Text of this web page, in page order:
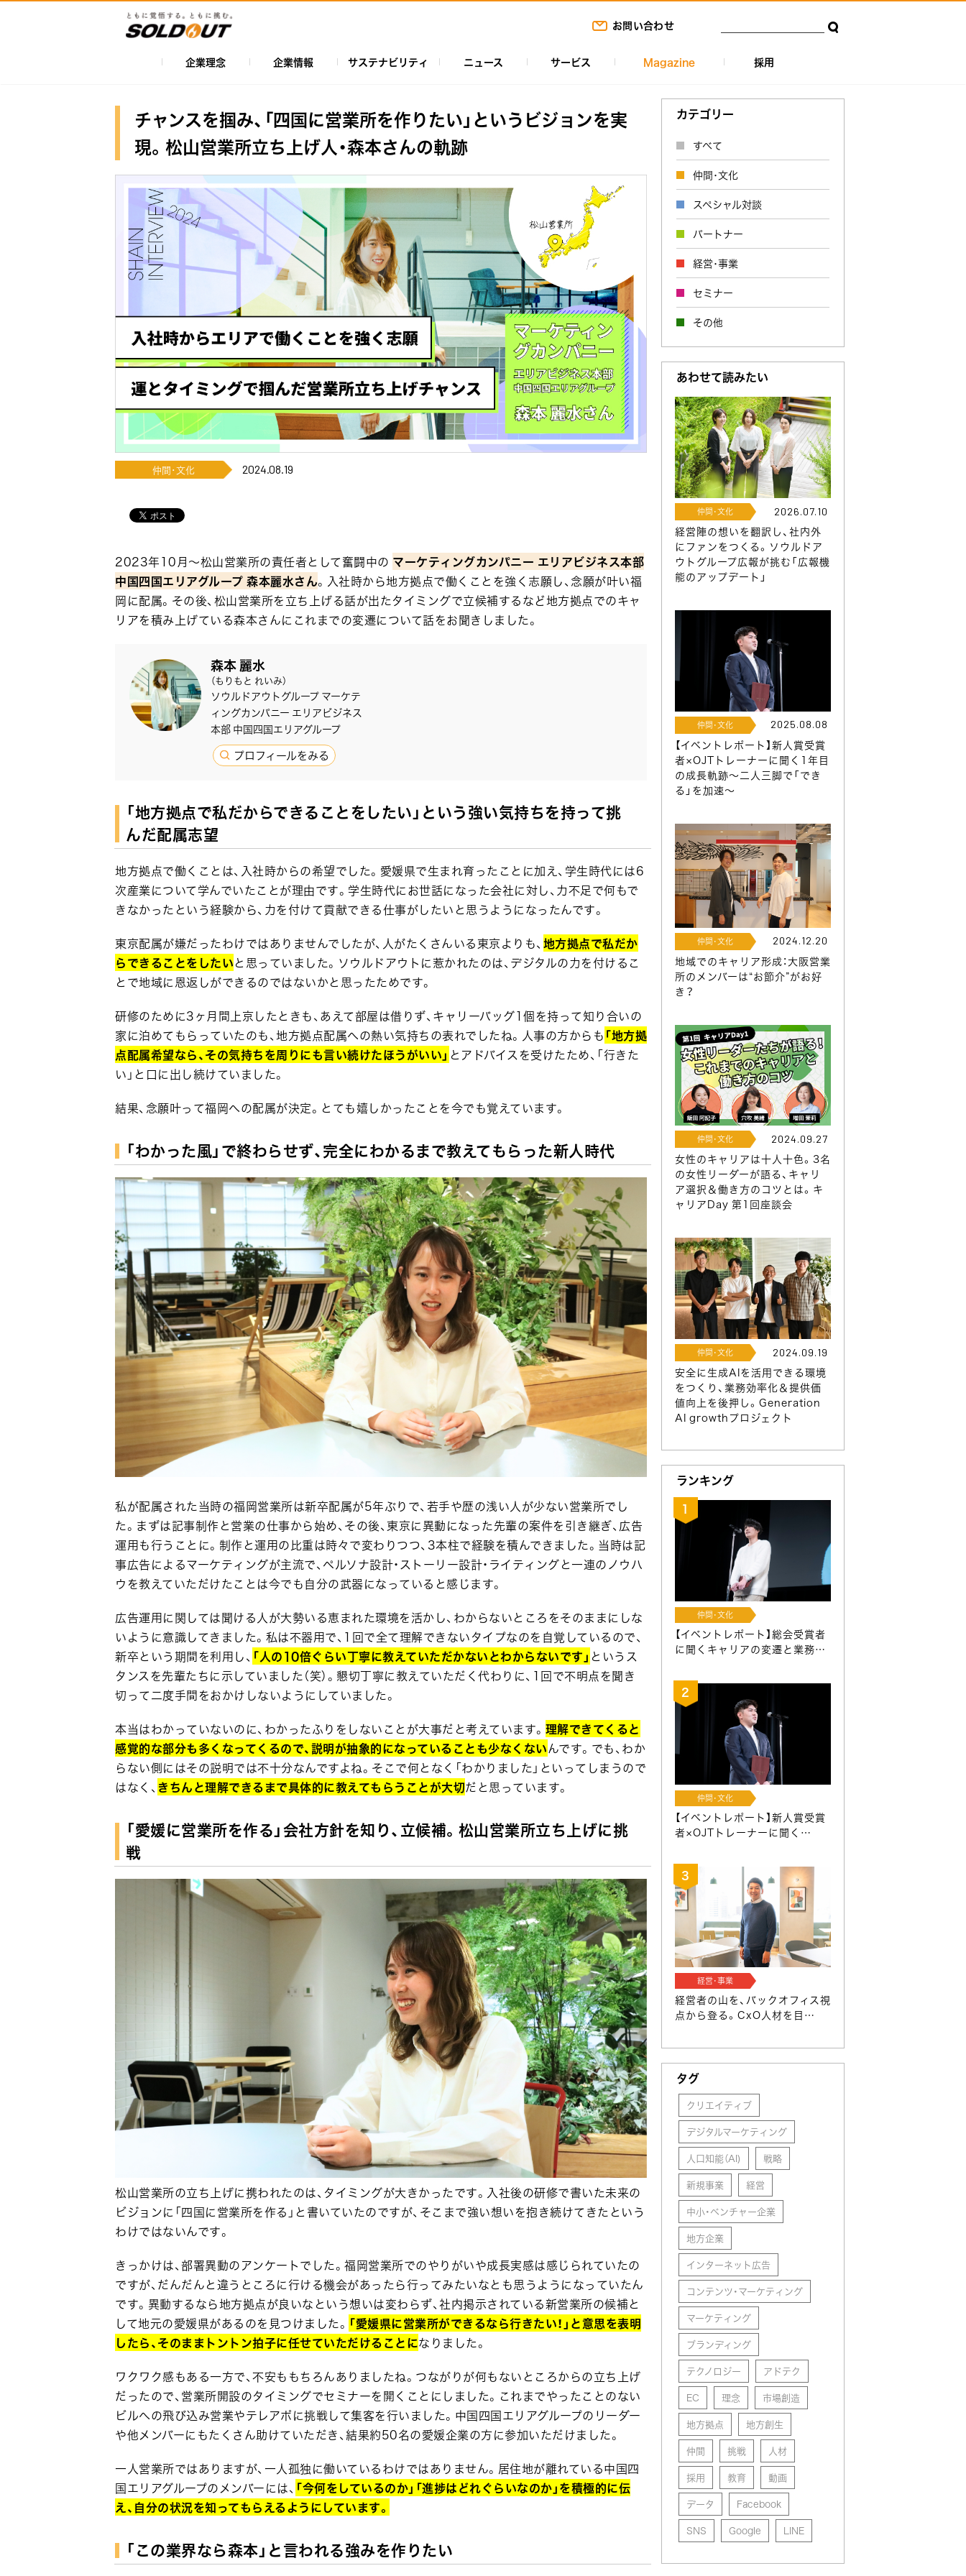
お問い合わせ
ン
ナ
ビ
ゲ
シ
ョ
ン
企業理念 企業情報 サステナビリティ ニュース サービス Magazine 採用
チャンスを掴み、「四国に営業所を作りたい」というビジョンを実
現。松山営業所立ち上げ人・森本さんの軌跡
仲間･文化 2024.08.19
2023年10月～松山営業所の責任者として奮闘中の マーケティングカンパニー エリアビジネス本部
中国四国エリアグループ 森本麗水さん。入社時から地方拠点で働くことを強く志願し、念願が叶い福
岡に配属。その後、松山営業所を立ち上げる話が出たタイミングで立候補するなど地方拠点でのキャ
リアを積み上げている森本さんにこれまでの変遷について話をお聞きしました。
森本 麗水
（もりもと れいみ）
ソウルドアウトグループ マーケテ
ィングカンパニー エリアビジネス
本部 中国四国エリアグループ
プロフィールをみる
「地方拠点で私だからできることをしたい」という強い気持ちを持って挑
んだ配属志望
地方拠点で働くことは、入社時からの希望でした。愛媛県で生まれ育ったことに加え、学生時代には6
次産業について学んでいたことが理由です。学生時代にお世話になった会社に対し、力不足で何もで
きなかったという経験から、力を付けて貢献できる仕事がしたいと思うようになったんです。
東京配属が嫌だったわけではありませんでしたが、人がたくさんいる東京よりも、 地方拠点で私だか
らできることをしたいと思っていました。ソウルドアウトに惹かれたのは、デジタルの力を付けるこ
とで地域に恩返しができるのではないかと思ったためです。
研修のために3ヶ月間上京したときも、あえて部屋は借りず、キャリーバッグ1個を持って知り合いの
家に泊めてもらっていたのも、地方拠点配属への熱い気持ちの表れでしたね。人事の方からも 「地方拠
点配属希望なら、その気持ちを周りにも言い続けたほうがいい」 とアドバイスを受けたため、「行きた
い」と口に出し続けていました。
結果、念願叶って福岡への配属が決定。とても嬉しかったことを今でも覚えています。
「わかった風」で終わらせず、完全にわかるまで教えてもらった新人時代
私が配属された当時の福岡営業所は新卒配属が5年ぶりで、若手や歴の浅い人が少ない営業所でし
た。まずは記事制作と営業の仕事から始め、その後、東京に異動になった先輩の案件を引き継ぎ、広告
運用も行うことに。制作と運用の比重は時々で変わりつつ、3本柱で経験を積んできました。当時は記
事広告によるマーケティングが主流で、ペルソナ設計・ストーリー設計・ライティングと一連のノウハ
ウを教えていただけたことは今でも自分の武器になっていると感じます。
広告運用に関しては聞ける人が大勢いる恵まれた環境を活かし、わからないところをそのままにしな
いように意識してきました。私は不器用で、1回で全て理解できないタイプなのを自覚しているので、
新卒という期間を利用し、 「人の10倍ぐらい丁寧に教えていただかないとわからないです」 というス
タンスを先輩たちに示していました（笑）。懇切丁寧に教えていただく代わりに、1回で不明点を聞き
切って二度手間をおかけしないようにしていました。
本当はわかっていないのに、わかったふりをしないことが大事だと考えています。 理解できてくると
感覚的な部分も多くなってくるので、説明が抽象的になっていることも少なくないんです。でも、わか
らない側にはその説明では不十分なんですよね。そこで何となく「わかりました」といってしまうので
はなく、 きちんと理解できるまで具体的に教えてもらうことが大切だと思っています。
「愛媛に営業所を作る」会社方針を知り、立候補。松山営業所立ち上げに挑
戦
松山営業所の立ち上げに携われたのは、タイミングが大きかったです。入社後の研修で書いた未来の
ビジョンに「四国に営業所を作る」と書いていたのですが、そこまで強い想いを抱き続けてきたという
わけではないんです。
きっかけは、部署異動のアンケートでした。福岡営業所でのやりがいや成長実感は感じられていたの
ですが、だんだんと違うところに行ける機会があったら行ってみたいなとも思うようになっていたん
です。異動するなら地方拠点が良いなという想いは変わらず、社内掲示されている新営業所の候補と
して地元の愛媛県があるのを見つけました。 「愛媛県に営業所ができるなら行きたい！」と意思を表明
したら、そのままトントン拍子に任せていただけることになりました。
ワクワク感もある一方で、不安ももちろんありましたね。つながりが何もないところからの立ち上げ
だったので、営業所開設のタイミングでセミナーを開くことにしました。これまでやったことのない
ビルへの飛び込み営業やテレアポに挑戦して集客を行いました。中国四国エリアグループのリーダー
や他メンバーにもたくさん助けていただき、結果約50名の愛媛企業の方に参加いただけました。
一人営業所ではありますが、一人孤独に働いているわけではありません。居住地が離れている中国四
国エリアグループのメンバーには、 「今何をしているのか」「進捗はどれぐらいなのか」を積極的に伝
え、自分の状況を知ってもらえるようにしています。
「この業界なら森本」と言われる強みを作りたい
カテゴリー
すべて
仲間･文化
スペシャル対談
パートナー
経営･事業
セミナー
その他
あわせて読みたい
仲間･文化 2026.07.10
経営陣の想いを翻訳し、社内外
にファンをつくる。ソウルドア
ウトグループ広報が挑む「広報機
能のアップデート」
仲間･文化 2025.08.08
【イベントレポート】新人賞受賞
者×OJTトレーナーに聞く1年目
の成長軌跡～二人三脚で「でき
る」を加速～
仲間･文化 2024.12.20
地域でのキャリア形成：大阪営業
所のメンバーは“お節介”がお好
き？
仲間･文化 2024.09.27
女性のキャリアは十人十色。3名
の女性リーダーが語る、キャリ
ア選択＆働き方のコツとは。キ
ャリアDay 第1回座談会
仲間･文化 2024.09.19
安全に生成AIを活用できる環境
をつくり、業務効率化＆提供価
値向上を後押し。Generation
AI growthプロジェクト
ランキング
仲間･文化
【イベントレポート】総会受賞者
に聞くキャリアの変遷と業務…
仲間･文化
【イベントレポート】新人賞受賞
者×OJTトレーナーに聞く…
経営･事業
経営者の山を、バックオフィス視
点から登る。CxO人材を目…
タグ
クリエイティブ
デジタルマーケティング
人口知能（AI)
戦略
新規事業
経営
中小・ベンチャー企業
地方企業
インターネット広告
コンテンツ・マーケティング
マーケティング
ブランディング
テクノロジー
アドテク
EC
理念
市場創造
地方拠点
地方創生
仲間
挑戦
人材
採用
教育
動画
データ
Facebook
SNS
Google LINE